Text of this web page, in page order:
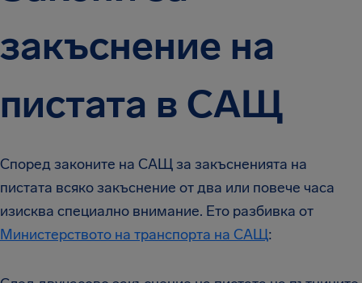
закъснение на
пистата в САЩ
Според законите на САЩ за закъсненията на
пистата всяко закъснение от два или повече часа
изисква специално внимание. Ето разбивка от
Министерството на транспорта на САЩ: